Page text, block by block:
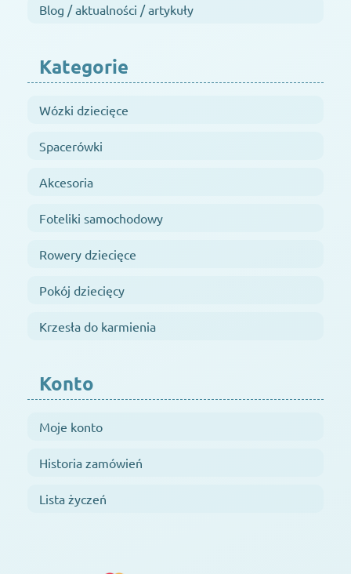
Blog / aktualności / artykuły
Kategorie
Wózki dziecięce
Spacerówki
Akcesoria
Foteliki samochodowy
Rowery dziecięce
Pokój dziecięcy
Krzesła do karmienia
Konto
Moje konto
Historia zamówień
Lista życzeń